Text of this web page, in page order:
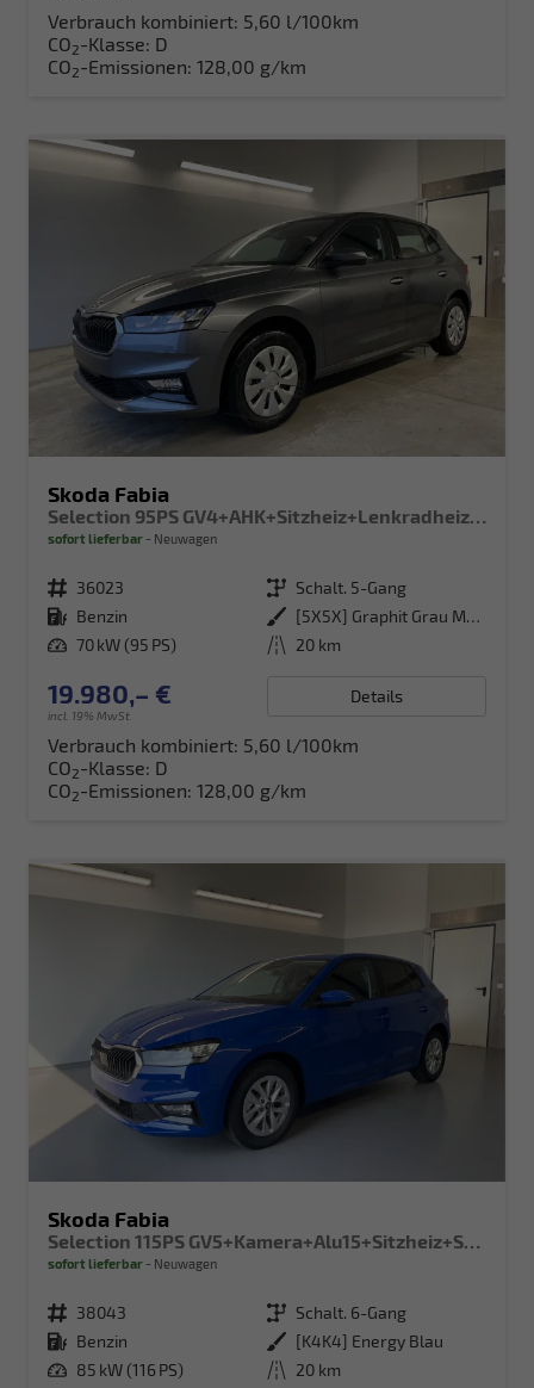
Verbrauch kombiniert: 5,60 l/100km
CO2-Klasse: D
CO2-Emissionen: 128,00 g/km
Skoda Fabia
Selection 95PS GV4+AHK+Sitzheiz+Lenkradheiz+Climatronic+Tempomat+PDC
sofort lieferbar Neuwagen
Fahrzeugnr. 36023 Getriebe Schalt. 5-Gang
Kraftstoff Benzin Außenfarbe
[5X5X] Graphit Grau Metallic
Leistung 70 kW (95 PS) Kilometerstand 20 km
19.980,– €
incl. 19% MwSt.
Details
Verbrauch kombiniert: 5,60 l/100km
CO2-Klasse: D
CO2-Emissionen: 128,00 g/km
Skoda Fabia
Selection 115PS GV5+Kamera+Alu15+Sitzheiz+Sunset+Regensensor+AppConnect+LED
sofort lieferbar Neuwagen
Fahrzeugnr. 38043 Getriebe Schalt. 6-Gang
Kraftstoff Benzin Außenfarbe [K4K4] Energy Blau
Leistung 85 kW (116 PS) Kilometerstand 20 km